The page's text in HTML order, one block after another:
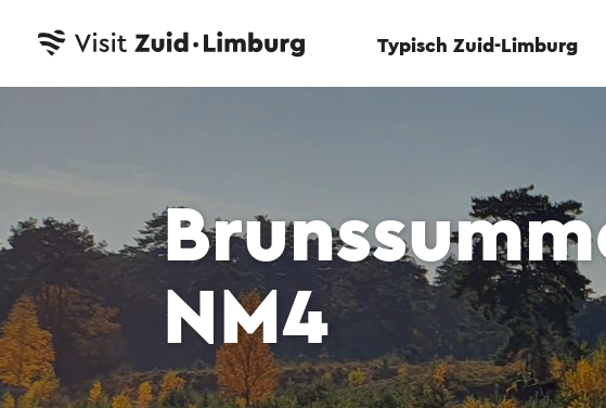
Typisch Zuid-Limburg
NM4